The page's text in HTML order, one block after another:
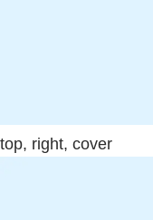
top, right, cover